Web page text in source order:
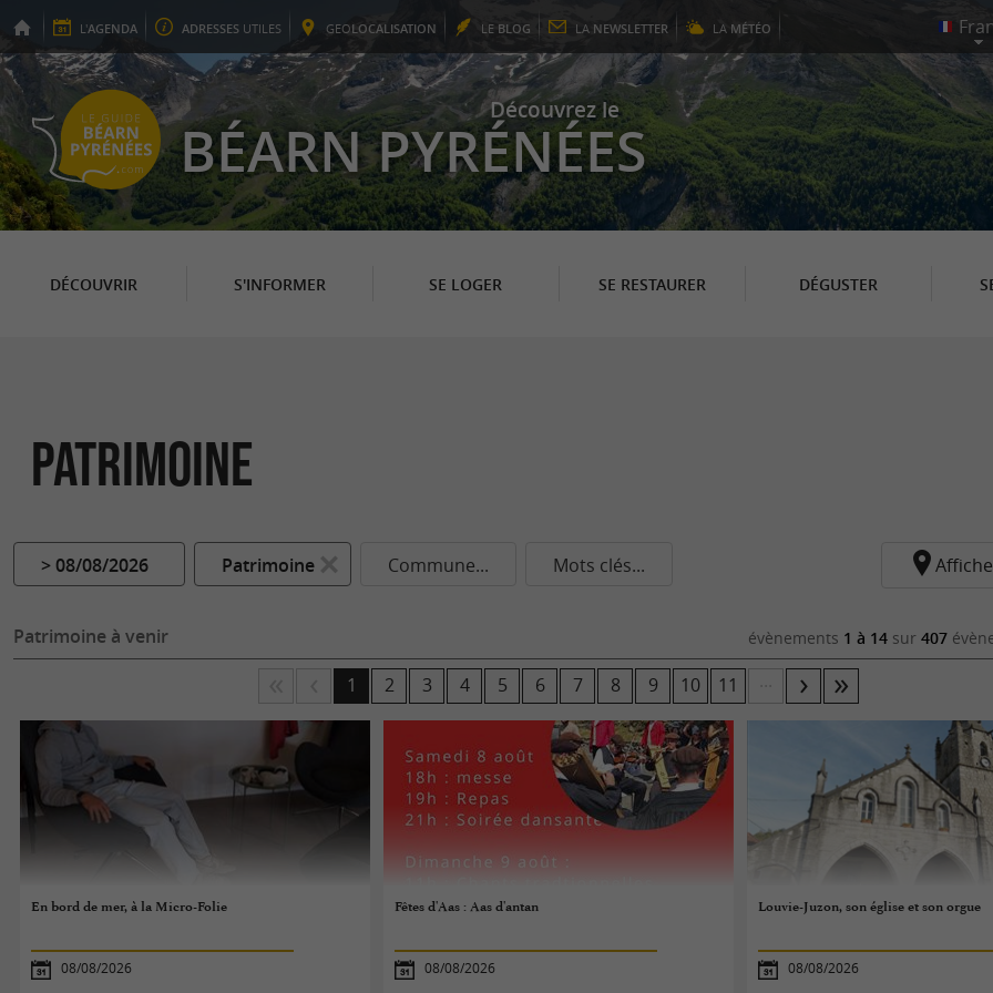
L'AGENDA ADRESSES UTILES GEOLOCALISATION LE BLOG LA NEWSLETTER LA MÉTÉO
Découvrez le
BÉARN PYRÉNÉES
DÉCOUVRIR S'INFORMER SE LOGER SE RESTAURER DÉGUSTER
Patrimoine
> 08/08/2026 Patrimoine Commune... Mots clés...
Patrimoine à venir évènements 1 à 14 sur 407
1 2 3 4 5 6 7 8 9 10 11
En bord de mer, à la Micro-Folie
08/08/2026
Fêtes d'Aas : Aas d'antan
08/08/2026
Louvie-Juzon, son église et son orgue
08/08/2026